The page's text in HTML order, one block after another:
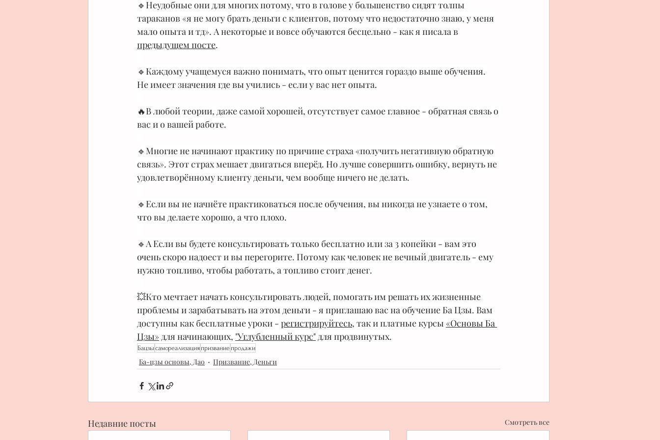
🔹Неудобные они для многих потому, что в голове у большенство сидят толпы
тараканов «я не могу брать деньги с клиентов, потому что недостаточно знаю, у меня
мало опыта и тд». А некоторые и вовсе обучаются бесцельно - как я писала в
предыдущем посте.
🔹Каждому учащемуся важно понимать, что опыт ценится гораздо выше обучения.
Не имеет значения где вы учились - если у вас нет опыта.
🔥В любой теории, даже самой хорошей, отсутствует самое главное - обратная связь о
вас и о вашей работе.
🔹Многие не начинают практику по причине страха «получить негативную обратную
связь». Этот страх мешает двигаться вперёд. Но лучше совершить ошибку, вернуть не
удовлетворённому клиенту деньги, чем вообще ничего не делать.
🔹Если вы не начнёте практиковаться после обучения, вы никогда не узнаете о том,
что вы делаете хорошо, а что плохо.
🔹А Если вы будете консультировать только бесплатно или за 3 копейки - вам это
очень скоро надоест и вы перегорите. Потому как человек не вечный двигатель - ему
нужно топливо, чтобы работать, а топливо стоит денег.
💥Кто мечтает начать консультировать людей, помогать им решать их жизненные
проблемы и зарабатывать на этом деньги - я приглашаю вас на обучение Ба Цзы. Вам
доступны как бесплатные уроки - регистрируйтесь, так и платные курсы «Основы Ба
Цзы» для начинающих, "Углубленный курс" для продвинутых.
Бацзы самореализация призвание продажи
Ба-цзы основы, Дао Призвание, Деньги
Недавние посты Смотреть все